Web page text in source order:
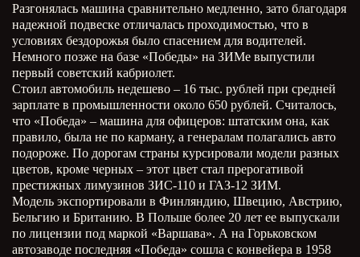
Разгонялась машина сравнительно медленно, зато благодаря
надежной подвеске отличалась проходимостью, что в
условиях бездорожья было спасением для водителей.
Немного позже на базе «Победы» на ЗИМе выпустили
первый советский кабриолет.
Стоил автомобиль недешево – 16 тыс. рублей при средней
зарплате в промышленности около 650 рублей. Считалось,
что «Победа» – машина для офицеров: штатским она, как
правило, была не по карману, а генералам полагались авто
подороже. По дорогам страны курсировали модели разных
цветов, кроме черных – этот цвет стал прерогативой
престижных лимузинов ЗИС-110 и ГАЗ-12 ЗИМ.
Модель экспортировали в Финляндию, Швецию, Австрию,
Бельгию и Британию. В Польше более 20 лет ее выпускали
по лицензии под маркой «Варшава». А на Горьковском
автозаводе последняя «Победа» сошла с конвейера в 1958